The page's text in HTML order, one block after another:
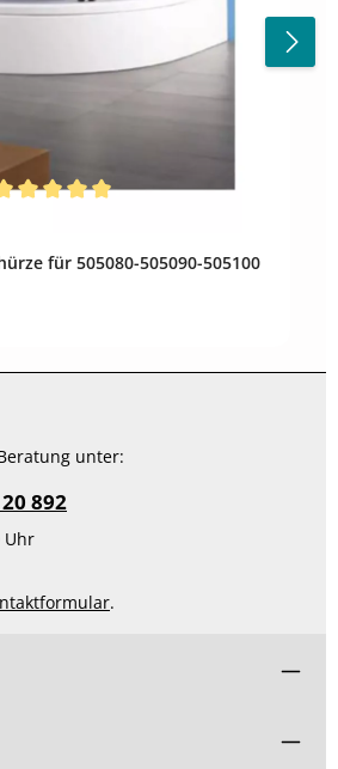
für 505080-505090-505100
unter:
892
Uhr
.